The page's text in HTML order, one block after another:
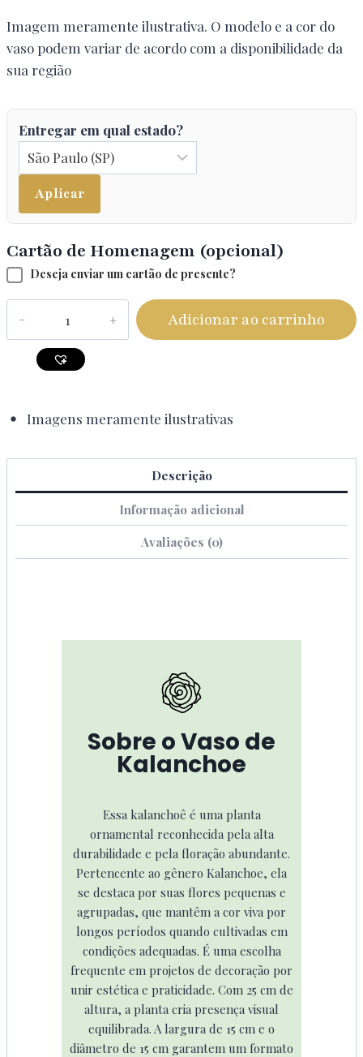
Imagem meramente ilustrativa. O modelo e a cor do
vaso podem variar de acordo com a disponibilidade da
sua região
Entregar em qual estado?
Aplicar
Cartão de Homenagem (opcional)
Deseja enviar um cartão de presente?
Adicionar ao carrinho
Imagens meramente ilustrativas
Descrição
Informação adicional
Avaliações (0)
Sobre o Vaso de
Kalanchoe
Essa kalanchoê é uma planta
ornamental reconhecida pela alta
durabilidade e pela floração abundante.
Pertencente ao gênero Kalanchoe, ela
se destaca por suas flores pequenas e
agrupadas, que mantêm a cor viva por
longos períodos quando cultivadas em
condições adequadas. É uma escolha
frequente em projetos de decoração por
unir estética e praticidade. Com 25 cm de
altura, a planta cria presença visual
equilibrada. A largura de 15 cm e o
diâmetro de 15 cm garantem um formato